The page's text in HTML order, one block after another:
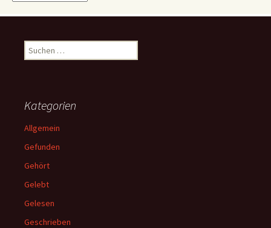
Suchen
nach:
Kategorien
Allgemein
Gefunden
Gehört
Gelebt
Gelesen
Geschrieben